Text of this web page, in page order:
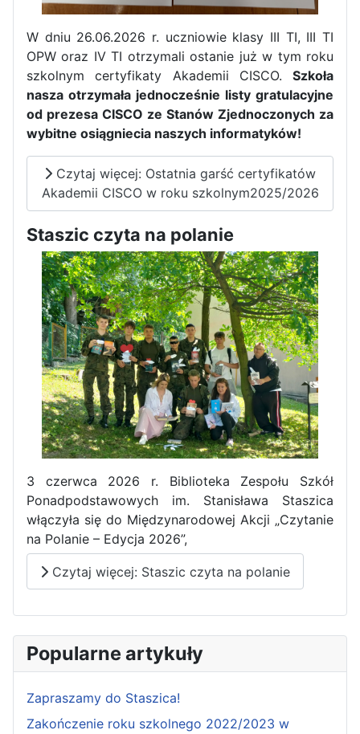
Zakończenie praktyk w
Portugalii
na kryzys” w ZSP w Iłży
Pierwszy tydzień praktyk
zawodowych naszych uczniów
w Portugalii za nami!
W dniu 26.06.2026 r. uczniowie klasy III TI, III TI
OPW oraz IV TI otrzymali ostanie już w tym roku
szkolnym certyfikaty Akademii CISCO. Szkoła
nasza otrzymała jednocześnie listy gratulacyjne
od prezesa CISCO ze Stanów Zjednoczonych za
wybitne osiągniecia naszych informatyków!
Czytaj więcej: Ostatnia garść certyfikatów
Akademii CISCO w roku szkolnym2025/2026
Staszic czyta na polanie
3 czerwca 2026 r. Biblioteka Zespołu Szkół
Ponadpodstawowych im. Stanisława Staszica
włączyła się do Międzynarodowej Akcji „Czytanie
na Polanie – Edycja 2026”,
Czytaj więcej: Staszic czyta na polanie
Popularne artykuły
Zapraszamy do Staszica!
Zakończenie roku szkolnego 2022/2023 w